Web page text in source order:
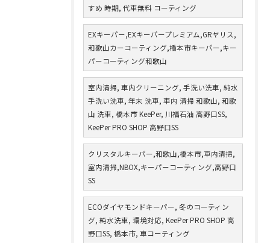
すめ 時期, 代車無料 コーティング
EXキーパー,EXキーパープレミアム,GRヤリス,
和歌山カーコーティング,橋本市キーパー,キー
パーコーティング和歌山
室内清掃, 車内クリーニング, 手洗い洗車, 純水
手洗い洗車, 年末 洗車, 車内 清掃 和歌山, 和歌
山 洗車, 橋本市 KeePer, 川福石油 高野口SS,
KeePer PRO SHOP 高野口SS
クリスタルキーパー,和歌山,橋本市,車内清掃,
室内清掃,NBOX,キーパーコーティング,高野口
SS
ECOダイヤモンドキーパー, 冬のコーティン
グ, 純水洗車, 環境対応, KeePer PRO SHOP 高
野口SS, 橋本市, 車コーティング